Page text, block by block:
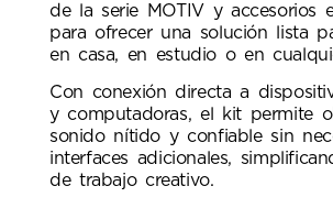
de la serie MOTIV y accesorios
para ofrecer una solución lista
en casa, en estudio o en
Con conexión directa a
y computadoras, el kit permite
sonido nítido y confiable sin
interfaces adicionales,
de trabajo creativo.